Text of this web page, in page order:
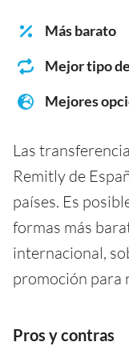
Más barato
Mejor tipo
Mejores
Las
Remitly de
países. Es
formas más
internacional,
promoción para
Pros y contras